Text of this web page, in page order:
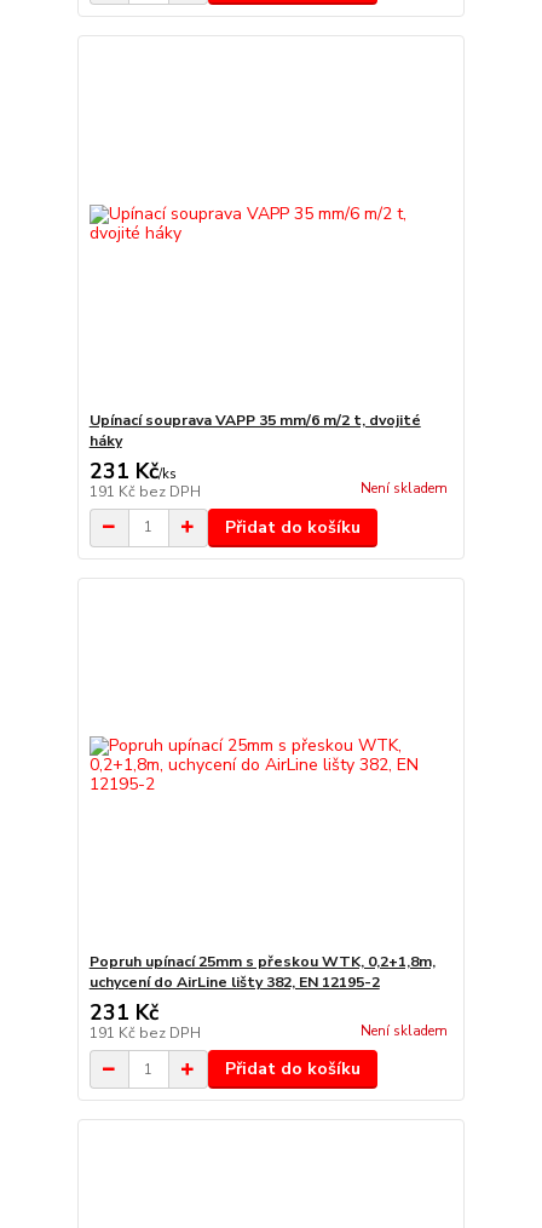
Upínací souprava VAPP 35 mm/6 m/2 t, dvojité
háky
231 Kč/ks
191 Kč bez DPH Není skladem
Přidat do košíku
Popruh upínací 25mm s přeskou WTK, 0,2+1,8m,
uchycení do AirLine lišty 382, EN 12195-2
231 Kč
191 Kč bez DPH Není skladem
Přidat do košíku